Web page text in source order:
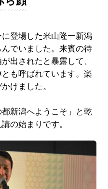
登場した米山隆一新潟
でいました。来賓の待
出されたと暴露して、
とも呼ばれています。楽
けました。
新潟へようこそ」と乾
の始まりです。